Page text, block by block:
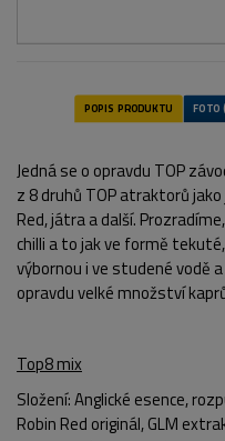
Jedná se o opravdu TOP
z 8 druhů TOP atraktorů
Red, játra a další.
chilli a to jak ve formě
výbornou i ve studené vodě
opravdu velké množství
Top8 mix
Složení: Anglické esence,
Robin Red originál, GLM